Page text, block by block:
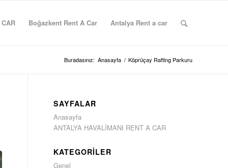
Boğazkent Rent A Car Antalya Rent a car
Buradasınız: Anasayfa / Köprüçay Rafting Parkuru
SAYFALAR
Anasayfa
ANTALYA HAVALİMANI RENT A CAR
KATEGORILER
Genel